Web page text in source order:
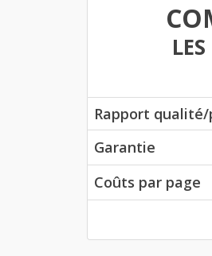
Rapport
Garantie
Coûts par page